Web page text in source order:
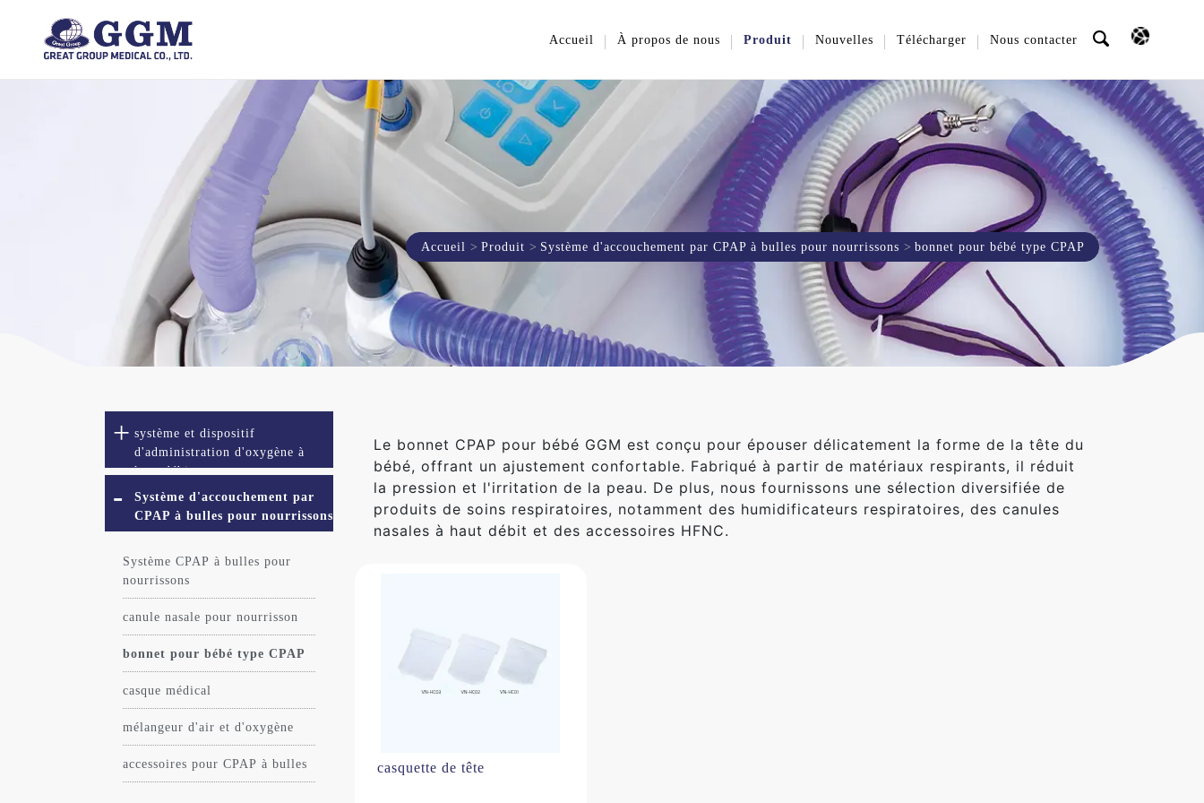
Accueil À propos de nous Produit Nouvelles Télécharger Nous contacter
Accueil Produit Système d'accouchement par CPAP à bulles pour nourrissons bonnet pour bébé type CPAP
système et dispositif
d'administration d'oxygène à
haut débit
Système d'accouchement par
CPAP à bulles pour nourrissons
Système CPAP à bulles pour
nourrissons
canule nasale pour nourrisson
bonnet pour bébé type CPAP
casque médical
mélangeur d'air et d'oxygène
accessoires pour CPAP à bulles
Le bonnet CPAP pour bébé GGM est conçu pour épouser délicatement la forme de la tête du
bébé, offrant un ajustement confortable. Fabriqué à partir de matériaux respirants, il réduit
la pression et l'irritation de la peau. De plus, nous fournissons une sélection diversifiée de
produits de soins respiratoires, notamment des humidificateurs respiratoires, des canules
nasales à haut débit et des accessoires HFNC.
casquette de tête